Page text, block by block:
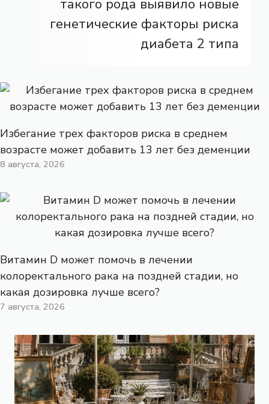
такого рода выявило новые
генетические факторы риска
диабета 2 типа
Избегание трех факторов риска в среднем
возрасте может добавить 13 лет без деменции
8 августа, 2026
Витамин D может помочь в лечении
колоректального рака на поздней стадии, но
какая дозировка лучше всего?
7 августа, 2026